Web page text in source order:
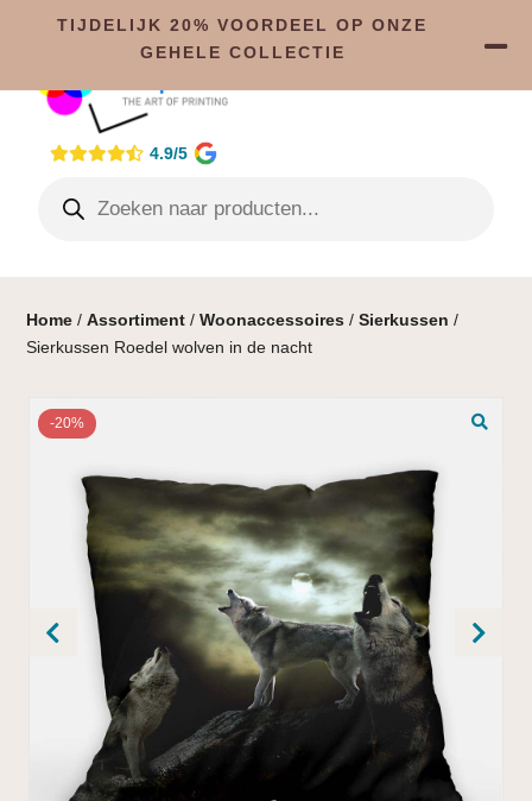
4.9/5
Home /Assortiment /Woonaccessoires /Sierkussen /
Sierkussen Roedel wolven in de nacht
-20%
TIJDELIJK 20% VOORDEEL OP ONZE
GEHELE COLLECTIE